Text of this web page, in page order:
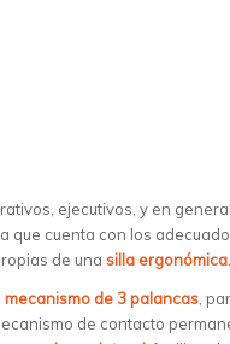
ejecutivos, y en
que cuenta con los
de una silla ergonómica.
mecanismo de 3 palancas,
de contacto